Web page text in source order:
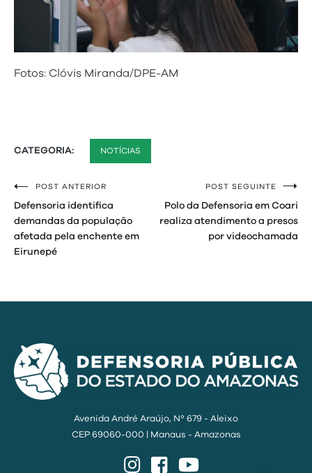
Fotos: Clóvis Miranda/DPE-AM
CATEGORIA: NOTÍCIAS
Navegação
de
Post
POST ANTERIOR
Defensoria identifica
demandas da população
afetada pela enchente em
Eirunepé
POST SEGUINTE
Polo da Defensoria em Coari
realiza atendimento a presos
por videochamada
Avenida André Araújo, Nº 679 - Aleixo
CEP 69060-000 | Manaus - Amazonas
InstagramFacebook